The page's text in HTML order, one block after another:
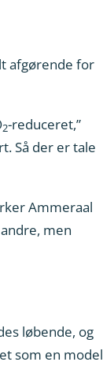
afgørende for
2-reduceret,”
Så der er tale
Ammeraal
men
løbende, og
som en model